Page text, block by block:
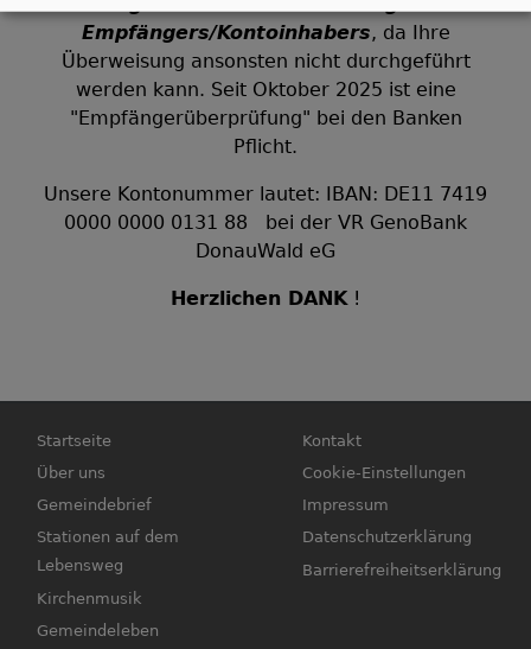
Empfängers/Kontoinhabers, da Ihre
Überweisung ansonsten nicht durchgeführt
werden kann. Seit Oktober 2025 ist eine
"Empfängerüberprüfung" bei den Banken
Pflicht.
Unsere Kontonummer lautet: IBAN: DE11 7419
0000 0000 0131 88 bei der VR GenoBank
DonauWald eG
Herzlichen DANK !
Hauptnavigation
Startseite
Über uns
Gemeindebrief
Stationen auf dem
Lebensweg
Kirchenmusik
Gemeindeleben
Fußbereichsmenü
Kontakt
Cookie-Einstellungen
Impressum
Datenschutzerklärung
Barrierefreiheitserklärung